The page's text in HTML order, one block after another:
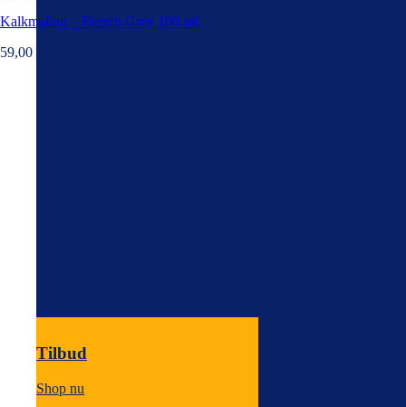
Tilbud
Shop nu
Kalkmaling – French Grey 100 ml.
59,00